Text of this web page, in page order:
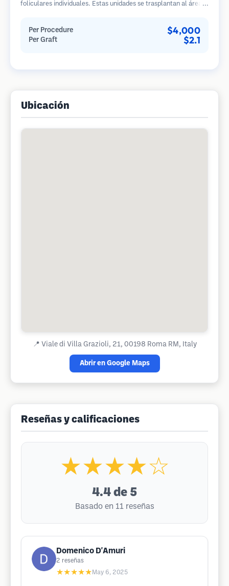
foliculares individuales. Estas unidades se trasplantan al área
Per Procedure $4,000
Per Graft $2.1
Ubicación
📍 Viale di Villa Grazioli, 21, 00198 Roma RM, Italy
Abrir en Google Maps
Reseñas y calificaciones
★★★★☆
4.4 de 5
Basado en 11 reseñas
Domenico D'Amuri
2 reseñas
★★★★★ May 6, 2025